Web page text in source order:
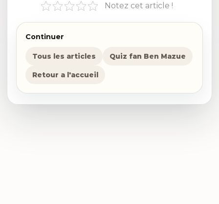
Notez cet article !
Continuer
Tous les articles Quiz fan Ben Mazue
Retour a l'accueil